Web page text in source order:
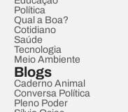
Política
Qual a Boa?
Cotidiano
Saúde
Tecnologia
Meio Ambiente
Blogs
Caderno Animal
Conversa Política
Pleno Poder